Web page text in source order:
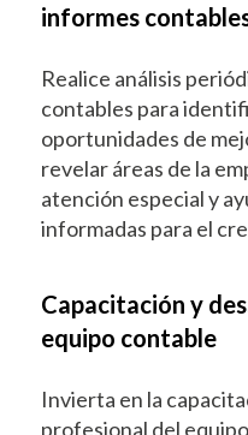
informes
Realice análisis
contables para
oportunidades de
revelar áreas de la
atención especial y
informadas para el
Capacitación y
equipo contable
Invierta en la
profesional del